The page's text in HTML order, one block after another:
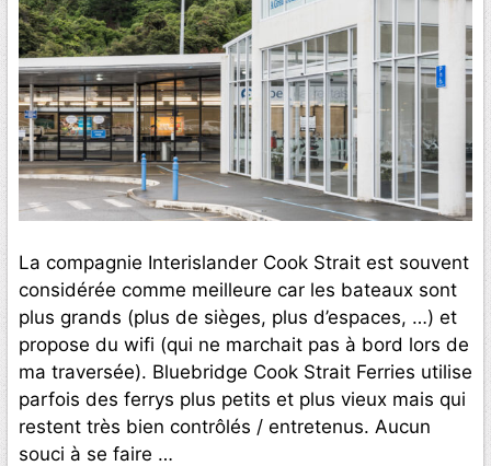
La compagnie Interislander Cook Strait est souvent
considérée comme meilleure car les bateaux sont
plus grands (plus de sièges, plus d’espaces, …) et
propose du wifi (qui ne marchait pas à bord lors de
ma traversée). Bluebridge Cook Strait Ferries utilise
parfois des ferrys plus petits et plus vieux mais qui
restent très bien contrôlés / entretenus. Aucun
souci à se faire …